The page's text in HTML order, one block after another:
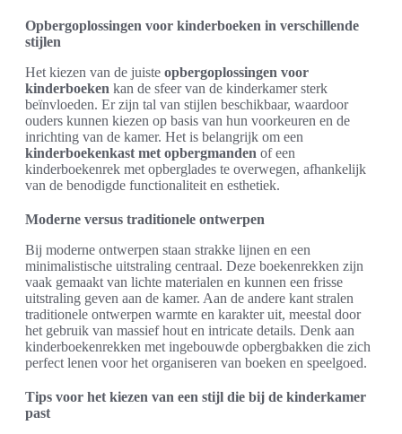
Opbergoplossingen voor kinderboeken in verschillende
stijlen
Het kiezen van de juiste opbergoplossingen voor
kinderboeken kan de sfeer van de kinderkamer sterk
beïnvloeden. Er zijn tal van stijlen beschikbaar, waardoor
ouders kunnen kiezen op basis van hun voorkeuren en de
inrichting van de kamer. Het is belangrijk om een
kinderboekenkast met opbergmanden of een
kinderboekenrek met opberglades te overwegen, afhankelijk
van de benodigde functionaliteit en esthetiek.
Moderne versus traditionele ontwerpen
Bij moderne ontwerpen staan strakke lijnen en een
minimalistische uitstraling centraal. Deze boekenrekken zijn
vaak gemaakt van lichte materialen en kunnen een frisse
uitstraling geven aan de kamer. Aan de andere kant stralen
traditionele ontwerpen warmte en karakter uit, meestal door
het gebruik van massief hout en intricate details. Denk aan
kinderboekenrekken met ingebouwde opbergbakken die zich
perfect lenen voor het organiseren van boeken en speelgoed.
Tips voor het kiezen van een stijl die bij de kinderkamer
past